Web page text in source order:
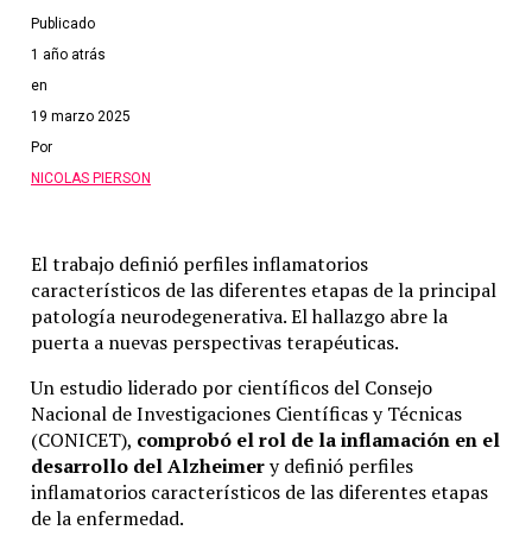
Publicado
1 año atrás
en
19 marzo 2025
Por
NICOLAS PIERSON
El trabajo definió perfiles inflamatorios
característicos de las diferentes etapas de la principal
patología neurodegenerativa. El hallazgo abre la
puerta a nuevas perspectivas terapéuticas.
Un estudio liderado por científicos del Consejo
Nacional de Investigaciones Científicas y Técnicas
(CONICET), comprobó el rol de la inflamación en el
desarrollo del Alzheimery definió perfiles
inflamatorios característicos de las diferentes etapas
de la enfermedad.